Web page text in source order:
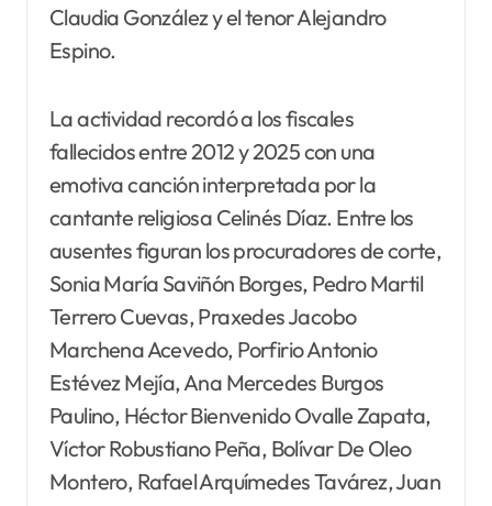
Claudia González y el tenor Alejandro
Espino.
La actividad recordó a los fiscales
fallecidos entre 2012 y 2025 con una
emotiva canción interpretada por la
cantante religiosa Celinés Díaz. Entre los
ausentes figuran los procuradores de corte,
Sonia María Saviñón Borges, Pedro Martil
Terrero Cuevas, Praxedes Jacobo
Marchena Acevedo, Porfirio Antonio
Estévez Mejía, Ana Mercedes Burgos
Paulino, Héctor Bienvenido Ovalle Zapata,
Víctor Robustiano Peña, Bolívar De Oleo
Montero, Rafael Arquímedes Tavárez, Juan